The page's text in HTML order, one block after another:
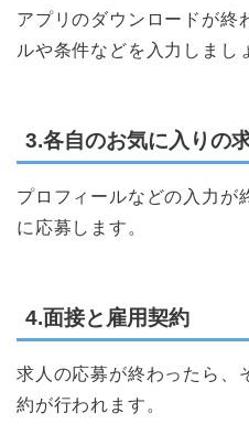
アプリのダウンロードが終
ルや条件などを入力しまし
3.各自のお気に入りの
プロフィールなどの入力が
に応募します。
4.面接と雇用契約
求人の応募が終わったら、
約が行われます。